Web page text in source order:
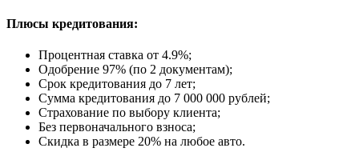
Плюсы кредитования:
Процентная ставка от 4.9%;
Одобрение 97% (по 2 документам);
Срок кредитования до 7 лет;
Сумма кредитования до 7 000 000 рублей;
Страхование по выбору клиента;
Без первоначального взноса;
Скидка в размере 20% на любое авто.